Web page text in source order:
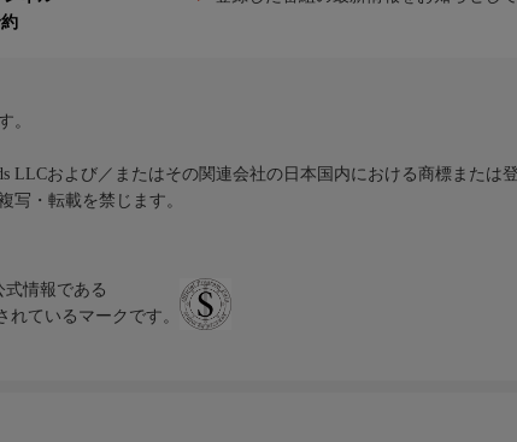
。
LLCおよび／またはその関連会社の日本国内における商標または登
写・転載を禁じます。
式情報である
れているマークです。